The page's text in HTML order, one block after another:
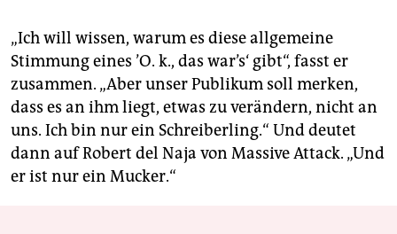
„Ich will wissen, warum es diese allgemeine
Stimmung eines ’O. k., das war’s‘ gibt“, fasst er
zusammen. „Aber unser Publikum soll merken,
dass es an ihm liegt, etwas zu verändern, nicht an
uns. Ich bin nur ein Schreiberling.“ Und deutet
dann auf Robert del Naja von Massive Attack. „Und
er ist nur ein Mucker.“